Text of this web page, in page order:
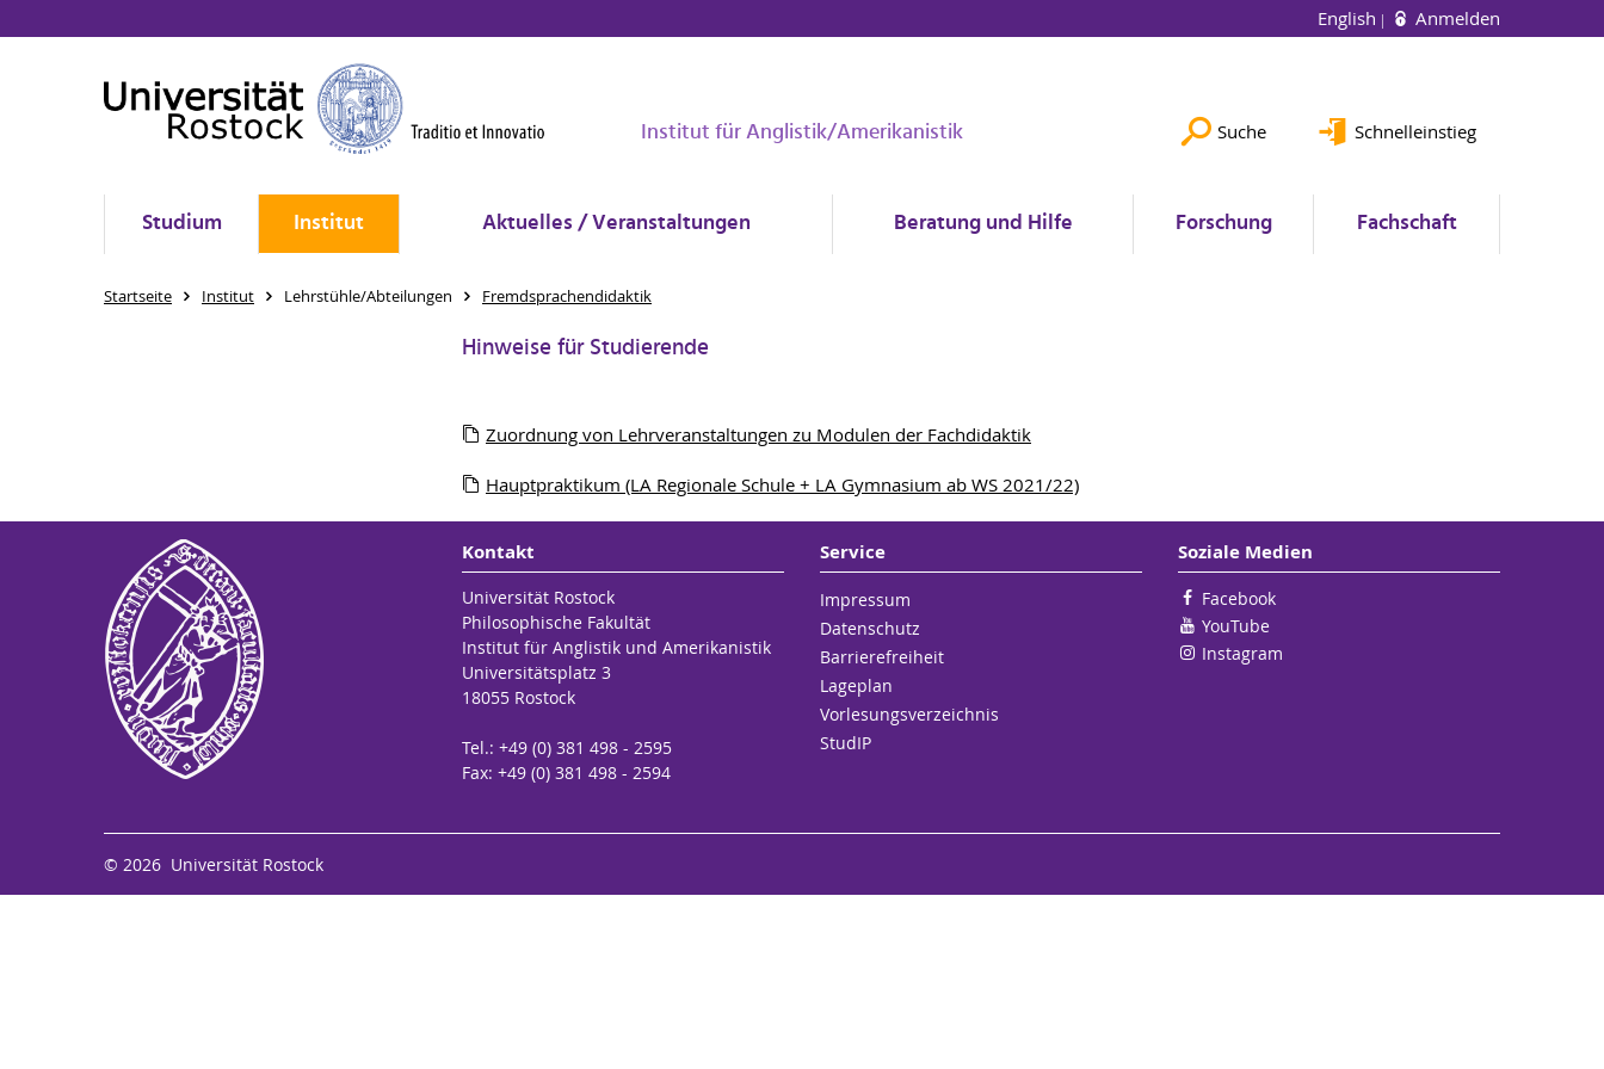
English Anmelden
Institut für Anglistik/Amerikanistik Suche Schnelleinstieg
Studium Institut Aktuelles / Veranstaltungen Beratung und Hilfe Forschung Fachschaft
Startseite Institut Lehrstühle/Abteilungen Fremdsprachendidaktik
Hinweise für Studierende
Zuordnung von Lehrveranstaltungen zu Modulen der Fachdidaktik
Hauptpraktikum (LA Regionale Schule + LA Gymnasium ab WS 2021/22)
Kontakt
Universität Rostock
Philosophische Fakultät
Institut für Anglistik und Amerikanistik
Universitätsplatz 3
18055 Rostock
Tel.: +49 (0) 381 498 - 2595
Fax: +49 (0) 381 498 - 2594
Service
Impressum
Datenschutz
Barrierefreiheit
Lageplan
Vorlesungsverzeichnis
StudIP
Soziale Medien
Facebook
YouTube
Instagram
© 2026 Universität Rostock